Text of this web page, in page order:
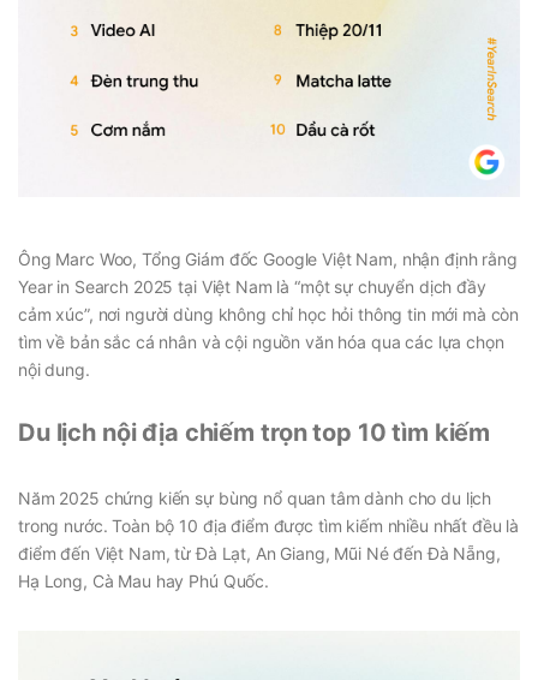
Ông Marc Woo, Tổng Giám đốc Google Việt Nam, nhận định rằng
Year in Search 2025 tại Việt Nam là “một sự chuyển dịch đầy
cảm xúc”, nơi người dùng không chỉ học hỏi thông tin mới mà còn
tìm về bản sắc cá nhân và cội nguồn văn hóa qua các lựa chọn
nội dung.
Du lịch nội địa chiếm trọn top 10 tìm kiếm
Năm 2025 chứng kiến sự bùng nổ quan tâm dành cho du lịch
trong nước. Toàn bộ 10 địa điểm được tìm kiếm nhiều nhất đều là
điểm đến Việt Nam, từ Đà Lạt, An Giang, Mũi Né đến Đà Nẵng,
Hạ Long, Cà Mau hay Phú Quốc.